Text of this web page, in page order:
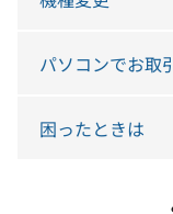
パソコンでお取
困ったときは